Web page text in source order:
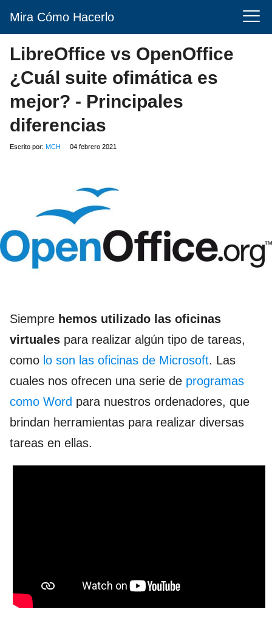
Mira Cómo Hacerlo
LibreOffice vs OpenOffice
¿Cuál suite ofimática es
mejor? - Principales
diferencias
Escrito por: MCH 04 febrero 2021
Siempre hemos utilizado las oficinas
virtuales para realizar algún tipo de tareas,
como lo son las oficinas de Microsoft. Las
cuales nos ofrecen una serie de programas
como Word para nuestros ordenadores, que
brindan herramientas para realizar diversas
tareas en ellas.